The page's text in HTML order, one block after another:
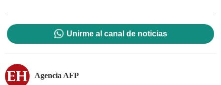
Unirme al canal de noticias
Agencia AFP